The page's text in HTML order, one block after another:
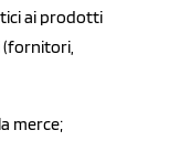
ai prodotti
(fornitori,
merce;